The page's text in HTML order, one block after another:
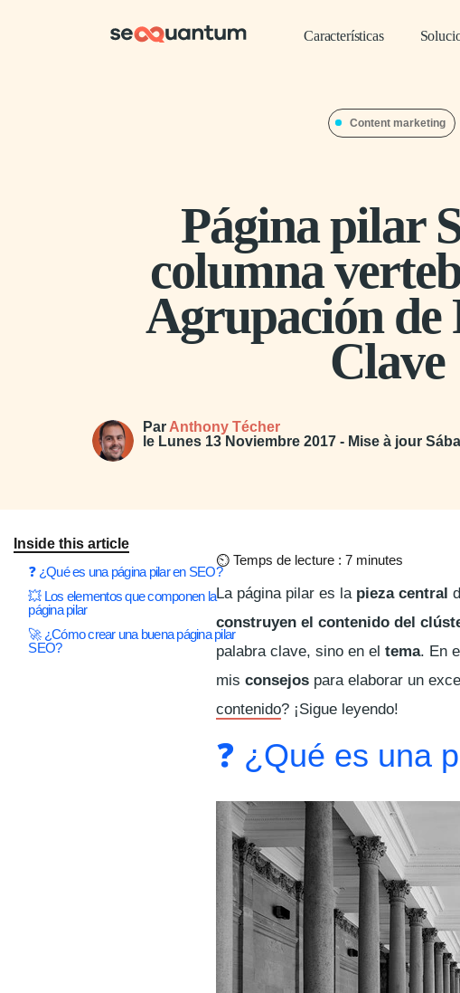
Características
Content marketing
Página pilar
columna
Agrupación de
Clave
Par Anthony Técher
le Lunes 13 Noviembre 2017 - Mise à jour
Inside this article
❓ ¿Qué es una página pilar en SEO?
💥 Los elementos que componen la
página pilar
🚀 ¿Cómo crear una buena página pilar
SEO?
⏲ Temps de lecture : 7 minutes
La página pilar es la pieza central
construyen el contenido del
palabra clave, sino en el tema. En
mis consejos para elaborar un
contenido? ¡Sigue leyendo!
❓ ¿Qué es una